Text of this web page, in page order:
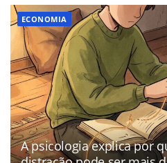
ECONOMIA
A psicologia explica por